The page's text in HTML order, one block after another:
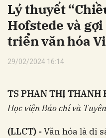
Lý thuyết
Hofstede và
triển văn hóa
29/02/2024 16:14
TS PHAN THỊ THANH
Học viện Báo chí và
(LLCT) -Văn hóa là di